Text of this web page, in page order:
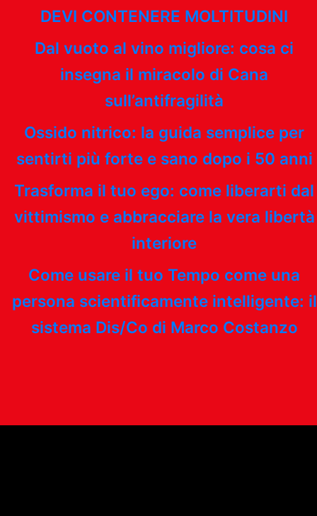
DEVI CONTENERE MOLTITUDINI
Dal vuoto al vino migliore: cosa ci
insegna il miracolo di Cana
sull’antifragilità
Ossido nitrico: la guida semplice per
sentirti più forte e sano dopo i 50 anni
Trasforma il tuo ego: come liberarti dal
vittimismo e abbracciare la vera libertà
interiore
Come usare il tuo Tempo come una
persona scientificamente intelligente: il
sistema Dis/Co di Marco Costanzo